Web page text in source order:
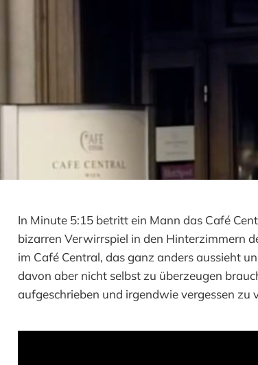
In Minute 5:15 betritt ein Mann das Café
bizarren Verwirrspiel in den Hinterzimmern
im Café Central, das ganz anders aussieht
davon aber nicht selbst zu überzeugen
aufgeschrieben und irgendwie vergessen zu